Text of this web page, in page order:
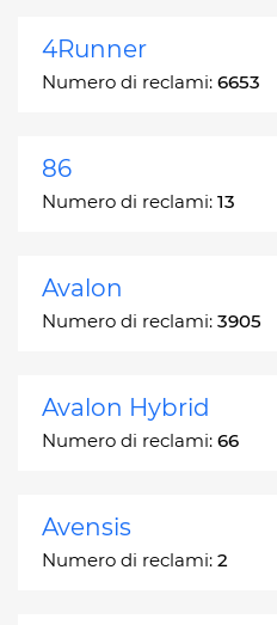
4Runner
Numero di reclami: 6653
86
Numero di reclami: 13
Avalon
Numero di reclami: 3905
Avalon Hybrid
Numero di reclami: 66
Avensis
Numero di reclami: 2